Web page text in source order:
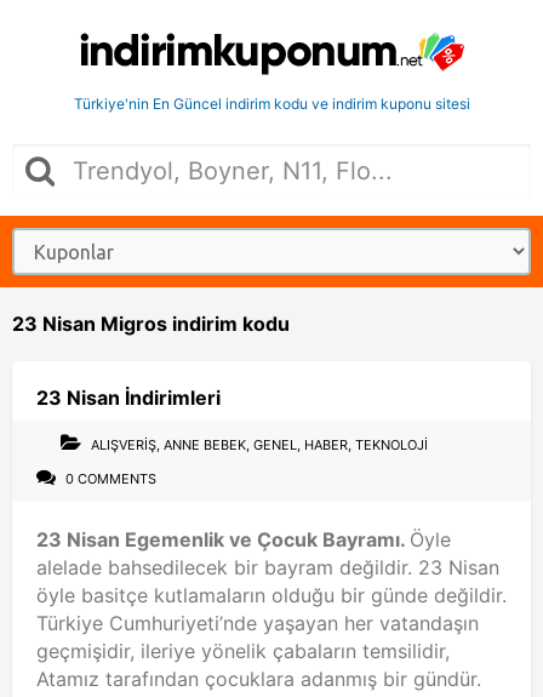
Türkiye'nin En Güncel indirim kodu ve indirim kuponu sitesi
23 Nisan Migros indirim kodu
23 Nisan İndirimleri
ALIŞVERIŞ, ANNE BEBEK, GENEL, HABER, TEKNOLOJI
0 COMMENTS
23 Nisan Egemenlik ve Çocuk Bayramı. Öyle
alelade bahsedilecek bir bayram değildir. 23 Nisan
öyle basitçe kutlamaların olduğu bir günde değildir.
Türkiye Cumhuriyeti’nde yaşayan her vatandaşın
geçmişidir, ileriye yönelik çabaların temsilidir,
Atamız tarafından çocuklara adanmış bir gündür.